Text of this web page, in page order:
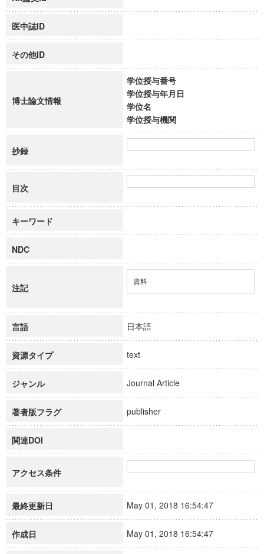
医中誌ID
その他ID
博士論文情報
学位授与番号
学位授与年月日
学位名
学位授与機関
抄録
目次
キーワード
NDC
注記
資料
言語 日本語
資源タイプ text
ジャンル Journal Article
著者版フラグ publisher
関連DOI
アクセス条件
最終更新日 May 01, 2018 16:54:47
作成日 May 01, 2018 16:54:47